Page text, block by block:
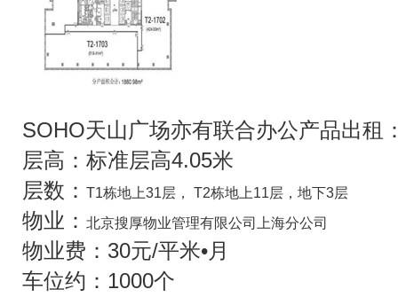
SOHO天山广场亦有联合办公产品出租
层高：标准层高4.05米
层数： T1栋地上31层， T2栋地上11层 ， 地下3层
物业： 北京搜厚物业管理有限公司上海分公司
物业费：30元/平米•月
车位约：1000个